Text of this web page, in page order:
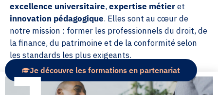
excellence universitaire,expertise métieret
innovation pédagogique. Elles sont au cœur de
notre mission : former les professionnels du droit, de
la finance, du patrimoine et de la conformité selon
les standards les plus exigeants.
Je découvre les formations en partenariat